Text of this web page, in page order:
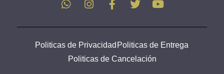
Politicas de Privacidad Politicas de Entrega
Politicas de Cancelación